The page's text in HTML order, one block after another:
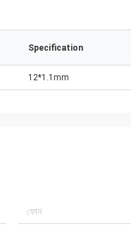
Specification
12*1.1mm